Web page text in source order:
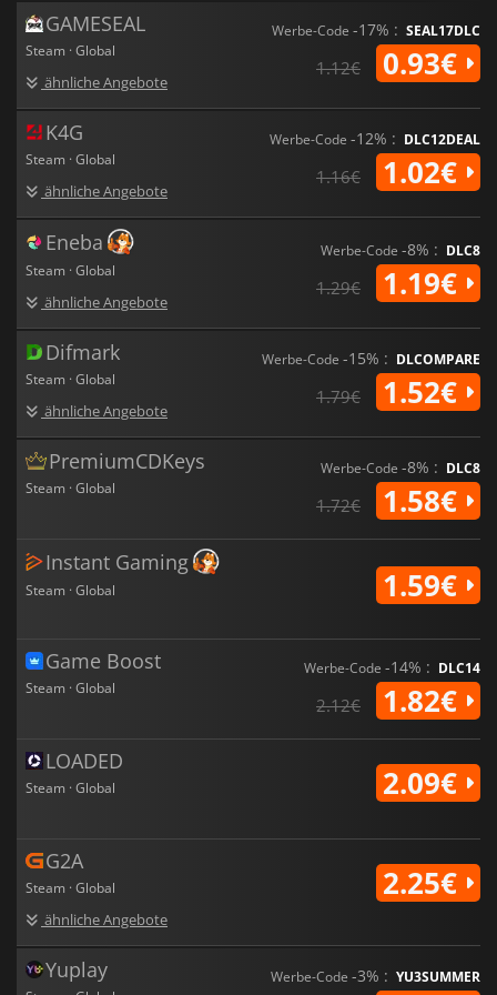
sieben Multiplayer-Modi gegen bis zu 16 Spielern online an.
Sniper Elite V2 Remastered
wurde von Rebellion entwickelt
GAMESEAL
Steam · Global
ähnliche Angebote
Werbe-Code -17% : SEAL17DLC
1.12€ 0.93€
K4G
Steam · Global
ähnliche Angebote
Werbe-Code -12% : DLC12DEAL
1.16€ 1.02€
Eneba
Steam · Global
ähnliche Angebote
Werbe-Code -8% : DLC8
1.29€ 1.19€
Difmark
Steam · Global
ähnliche Angebote
Werbe-Code -15% : DLCOMPARE
1.79€ 1.52€
PremiumCDKeys
Steam · Global
Werbe-Code -8% : DLC8
1.72€ 1.58€
Instant Gaming
Steam · Global 1.59€
Game Boost
Steam · Global
Werbe-Code -14% : DLC14
2.12€ 1.82€
LOADED
Steam · Global 2.09€
G2A
Steam · Global
ähnliche Angebote
2.25€
Yuplay Werbe-Code -3% : YU3SUMMER